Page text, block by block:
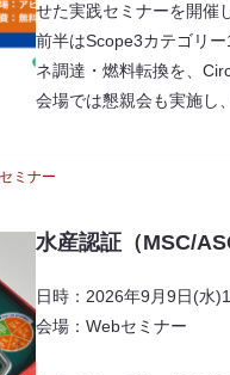
せた実践セミナーを開催
前半はScope3カテゴリ
ネ調達・燃料転換を、
会場では懇親会も実施し
セミナー
水産認証（MSC/
日時：2026年9月9日(水
会場：Webセミナー